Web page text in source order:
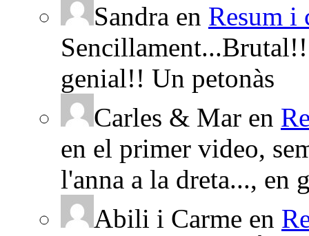
Sandra en Resum i
genial!! Un petonàs
Carles & Mar en
en el primer video,
l'anna a la dreta..., en
Abili i Carme en